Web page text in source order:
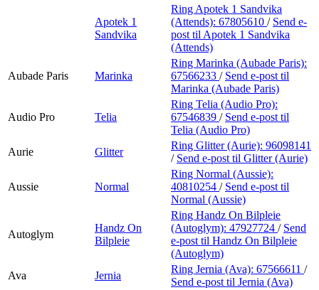
Apotek 1
Sandvika
Ring Apotek 1 Sandvika
(Attends): 67805610 / Send e-
post til Apotek 1 Sandvika
(Attends)
Aubade Paris Marinka
Ring Marinka (Aubade Paris):
67566233 / Send e-post til
Marinka (Aubade Paris)
Audio Pro Telia
Ring Telia (Audio Pro):
67546839 / Send e-post til
Telia (Audio Pro)
Aurie
Glitter
Ring Glitter (Aurie): 96098141
/ Send e-post til Glitter (Aurie)
Aussie Normal
Ring Normal (Aussie):
40810254 / Send e-post til
Normal (Aussie)
Autoglym
Handz On
Bilpleie
Ring Handz On Bilpleie
(Autoglym): 47927724 / Send
e-post til Handz On Bilpleie
(Autoglym)
Ava
Jernia
Ring Jernia (Ava): 67566611 /
Send e-post til Jernia (Ava)